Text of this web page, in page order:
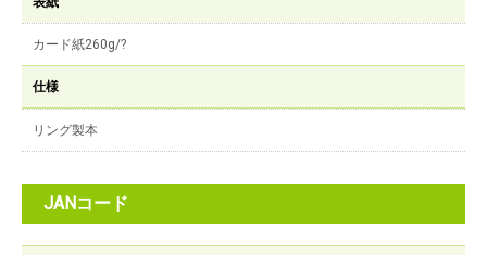
カード紙260g/?
仕様
リング製本
JANコード